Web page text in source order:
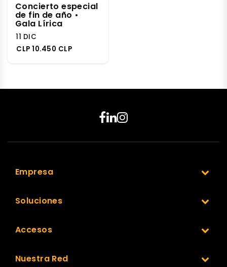
Concierto especial
de fin de año •
Gala Lírica
11 DIC
CLP 10.450 CLP
Empresa
Soluciones
Accesos
Nuestra Red